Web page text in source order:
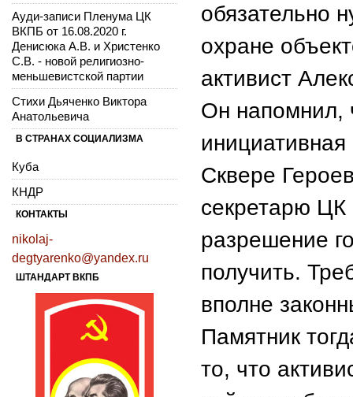
обязательно
охране
активист
Он напомнил,
Сквере
секретарю
разрешение
получить.
вполне
Памятник
то, что
Ауди-записи Пленума ЦК
ВКПБ от 16.08.2020 г.
Денисюка А.В. и Христенко
С.В. - новой религиозно-
меньшевистской партии
Стихи Дьяченко Виктора
Анатольевича
В СТРАНАХ СОЦИАЛИЗМА
Куба
КНДР
КОНТАКТЫ
nikolaj-
degtyarenko@yandex.ru
ШТАНДАРТ ВКПБ